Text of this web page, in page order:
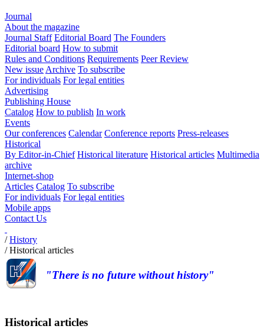
Journal
About the magazine
Journal Staff Editorial Board The Founders
Editorial board How to submit
Rules and Conditions Requirements Peer Review
New issue Archive To subscribe
For individuals For legal entities
Advertising
Publishing House
Catalog How to publish In work
Events
Our conferences Calendar Conference reports Press-releases
Historical
By Editor-in-Chief Historical literature Historical articles Multimedia
archive
Internet-shop
Articles Catalog To subscribe
For individuals For legal entities
Mobile apps
Contact Us
/History
/Historical articles
"There is no future without history"
Historical articles